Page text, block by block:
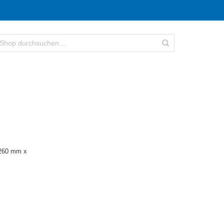
mm x